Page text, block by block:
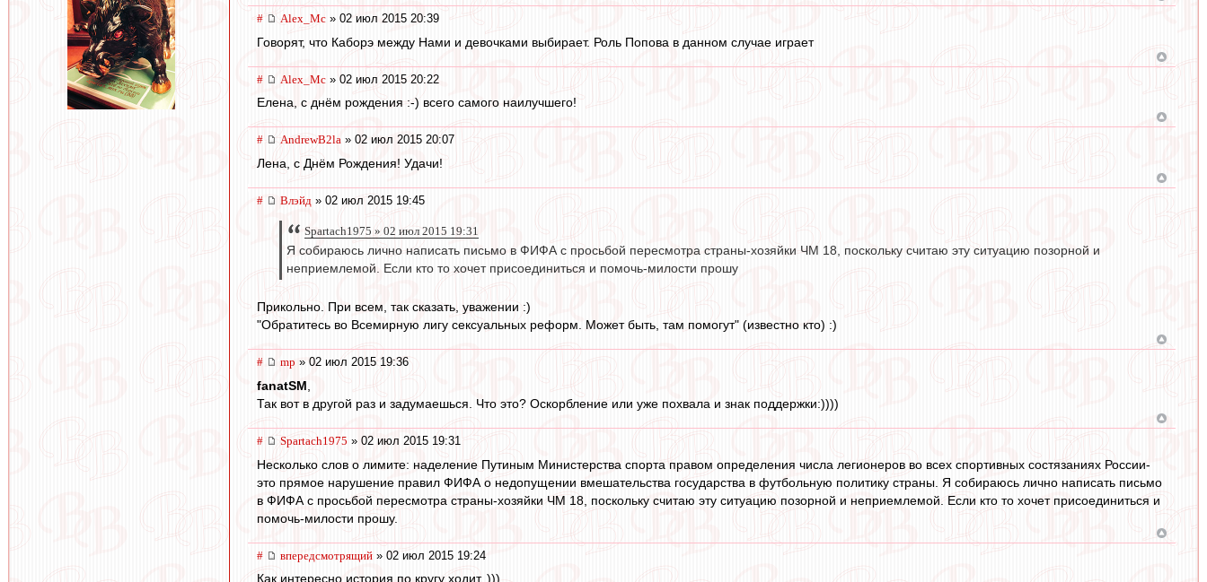
# Alex_Mc » 02 июл 2015 20:39
Говорят, что Каборэ между Нами и девочками выбирает. Роль Попова в данном случае играет
# Alex_Mc » 02 июл 2015 20:22
Елена, с днём рождения :-) всего самого наилучшего!
# AndrewB2la » 02 июл 2015 20:07
Лена, с Днём Рождения! Удачи!
# Влэйд » 02 июл 2015 19:45
Spartach1975 » 02 июл 2015 19:31
Я собираюсь лично написать письмо в ФИФА с просьбой пересмотра страны-хозяйки ЧМ 18, поскольку считаю эту ситуацию позорной и
неприемлемой. Если кто то хочет присоединиться и помочь-милости прошу
Прикольно. При всем, так сказать, уважении :)
"Обратитесь во Всемирную лигу сексуальных реформ. Может быть, там помогут" (известно кто) :)
# mp » 02 июл 2015 19:36
fanatSM
Так вот в другой раз и задумаешься. Что это? Оскорбление или уже похвала и знак поддержки:))))
# Spartach1975 » 02 июл 2015 19:31
Несколько слов о лимите: наделение Путиным Министерства спорта правом определения числа легионеров во всех спортивных состязаниях России-
это прямое нарушение правил ФИФА о недопущении вмешательства государства в футбольную политику страны. Я собираюсь лично написать письмо
в ФИФА с просьбой пересмотра страны-хозяйки ЧМ 18, поскольку считаю эту ситуацию позорной и неприемлемой. Если кто то хочет присоединиться и
помочь-милости прошу.
# впередсмотрящий » 02 июл 2015 19:24
Как интересно история по кругу ходит. )))